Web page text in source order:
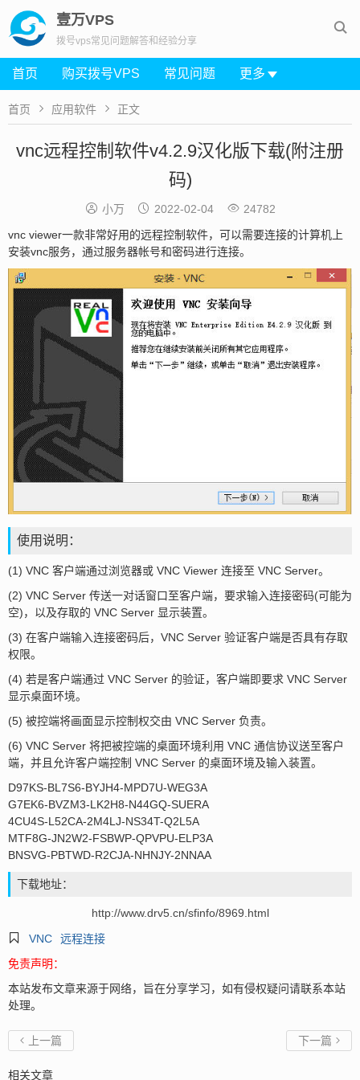

壹万VPS
拨号vps常见问题解答和经验分享
首页 购买拨号VPS 常见问题 更多
首页  应用软件  正文
vnc远程控制软件v4.2.9汉化版下载(附注册
码)
 小万  2022-02-04  24782
vnc viewer一款非常好用的远程控制软件，可以需要连接的计算机上
安装vnc服务，通过服务器帐号和密码进行连接。
使用说明：
(1) VNC 客户端通过浏览器或 VNC Viewer 连接至 VNC Server。
(2) VNC Server 传送一对话窗口至客户端，要求输入连接密码(可能为
空)，以及存取的 VNC Server 显示装置。
(3) 在客户端输入连接密码后，VNC Server 验证客户端是否具有存取
权限。
(4) 若是客户端通过 VNC Server 的验证，客户端即要求 VNC Server
显示桌面环境。
(5) 被控端将画面显示控制权交由 VNC Server 负责。
(6) VNC Server 将把被控端的桌面环境利用 VNC 通信协议送至客户
端，并且允许客户端控制 VNC Server 的桌面环境及输入装置。
D97KS-BL7S6-BYJH4-MPD7U-WEG3A
G7EK6-BVZM3-LK2H8-N44GQ-SUERA
4CU4S-L52CA-2M4LJ-NS34T-Q2L5A
MTF8G-JN2W2-FSBWP-QPVPU-ELP3A
BNSVG-PBTWD-R2CJA-NHNJY-2NNAA
下载地址：
http://www.drv5.cn/sfinfo/8969.html

VNC
远程连接
免责声明：
本站发布文章来源于网络，旨在分享学习，如有侵权疑问请联系本站
处理。
 上一篇 下一篇 
相关文章